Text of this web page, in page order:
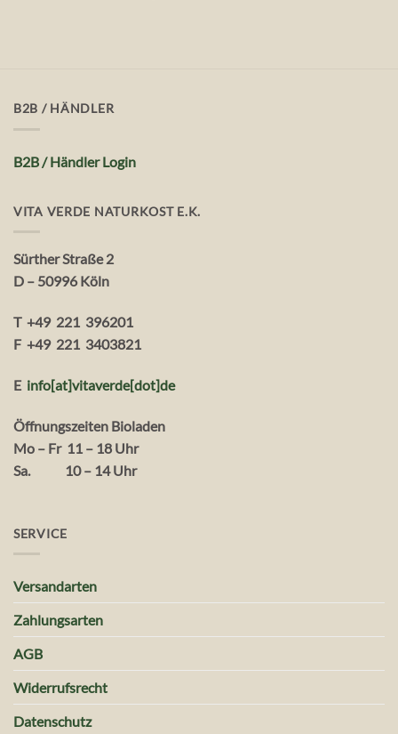
B2B / HÄNDLER
B2B / Händler Login
VITA VERDE NATURKOST E.K.
Sürther Straße 2
D – 50996 Köln
T +49 221 396201
F +49 221 3403821
E info[at]vitaverde[dot]de
Öffnungszeiten Bioladen
Mo – Fr 11 – 18 Uhr
Sa. 10 – 14 Uhr
SERVICE
Versandarten
Zahlungsarten
AGB
Widerrufsrecht
Datenschutz